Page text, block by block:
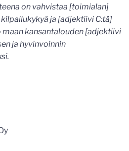
on vahvistaa [toimialan]
ja [adjektiivi C:tä]
kansantalouden [adjektiivi
ja hyvinvoinnin